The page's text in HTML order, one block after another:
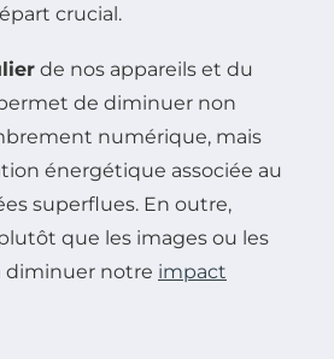
crucial.
de nos appareils et du
de diminuer non
numérique, mais
énergétique associée au
superflues. En outre,
que les images ou les
diminuer notre impact